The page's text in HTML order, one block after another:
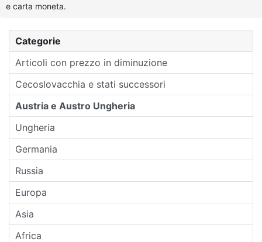
Categorie
Articoli con prezzo in diminuzione
Cecoslovacchia e stati successori
Austria e Austro Ungheria
Ungheria
Germania
Russia
Europa
Asia
Africa
e carta moneta.